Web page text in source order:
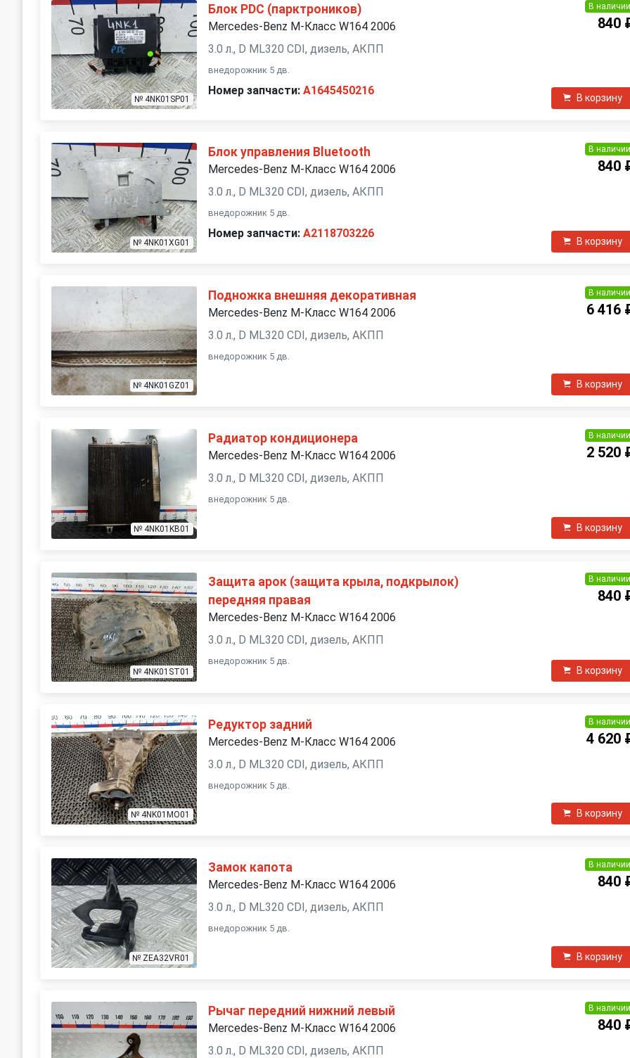
№ 4NK01SP01
Блок PDC (парктроников)
Mercedes-Benz M-Класс W164 2006
3.0 л., D ML320 CDI, дизель, АКПП
внедорожник 5 дв.
Номер запчасти: A1645450216
В наличии
840
В корзину
№ 4NK01XG01
Блок управления Bluetooth
Mercedes-Benz M-Класс W164 2006
3.0 л., D ML320 CDI, дизель, АКПП
внедорожник 5 дв.
Номер запчасти: A2118703226
В наличии
840
В корзину
№ 4NK01GZ01
Подножка внешняя декоративная
Mercedes-Benz M-Класс W164 2006
3.0 л., D ML320 CDI, дизель, АКПП
внедорожник 5 дв.
В наличии
6 416
В корзину
№ 4NK01KB01
Радиатор кондиционера
Mercedes-Benz M-Класс W164 2006
3.0 л., D ML320 CDI, дизель, АКПП
внедорожник 5 дв.
В наличии
2 520
В корзину
№ 4NK01ST01
Защита арок (защита крыла, подкрылок)
передняя правая
Mercedes-Benz M-Класс W164 2006
3.0 л., D ML320 CDI, дизель, АКПП
внедорожник 5 дв.
В наличии
840
В корзину
№ 4NK01MO01
Редуктор задний
Mercedes-Benz M-Класс W164 2006
3.0 л., D ML320 CDI, дизель, АКПП
внедорожник 5 дв.
В наличии
4 620
В корзину
№ ZEA32VR01
Замок капота
Mercedes-Benz M-Класс W164 2006
3.0 л., D ML320 CDI, дизель, АКПП
внедорожник 5 дв.
В наличии
840
В корзину
Рычаг передний нижний левый
Mercedes-Benz M-Класс W164 2006
3.0 л., D ML320 CDI, дизель, АКПП
В наличии
840